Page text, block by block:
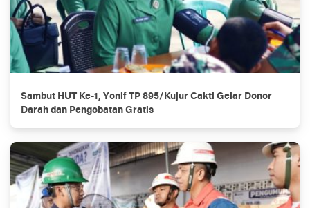
Sambut HUT Ke-1, Yonif TP 895/Kujur Cakti Gelar Donor
Darah dan Pengobatan Gratis